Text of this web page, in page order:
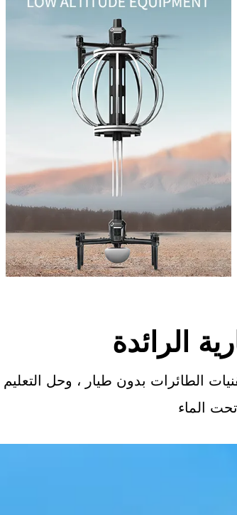
الرائدة
الطائرات بدون طيار ، وحل التعليم